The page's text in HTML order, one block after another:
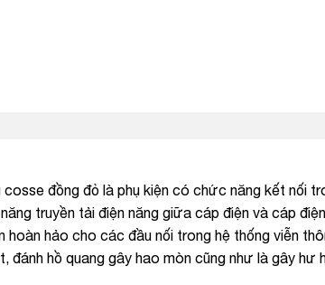
cosse đồng đỏ là phụ kiện có chức năng kết nối
truyền tải điện năng giữa cáp điện và cáp
hoàn hảo cho các đầu nối trong hệ thống viễn
đánh hồ quang gây hao mòn cũng như là gây hư